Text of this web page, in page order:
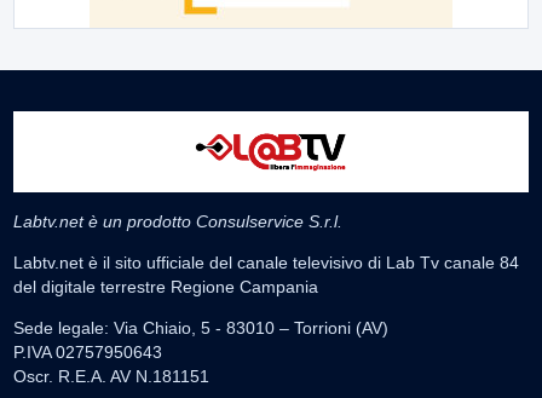
Labtv.net è un prodotto Consulservice S.r.l.
Labtv.net è il sito ufficiale del canale televisivo di Lab Tv canale 84
del digitale terrestre Regione Campania
Sede legale: Via Chiaio, 5 - 83010 – Torrioni (AV)
P.IVA 02757950643
Oscr. R.E.A. AV N.181151